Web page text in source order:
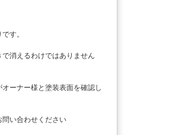
す。
消えるわけではありません
ーナー様と塗装表面を確認し
問い合わせください